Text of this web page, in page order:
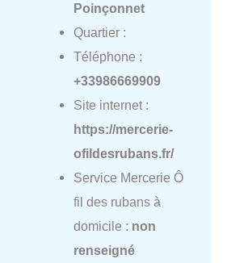
Poinçonnet
Quartier :
Téléphone :
+33986669909
Site internet :
https://mercerie-
ofildesrubans.fr/
Service Mercerie Ô
fil des rubans à
domicile : non
renseigné